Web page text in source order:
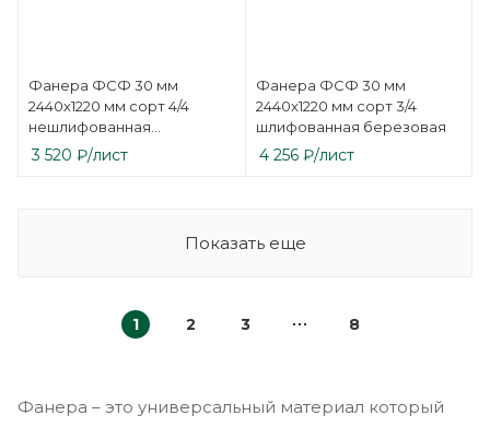
Фанера ФСФ 30 мм
2440х1220 мм сорт 4/4
нешлифованная
березовая
3 520 ₽/лист
Фанера ФСФ 30 мм
2440х1220 мм сорт 3/4
шлифованная березовая
4 256₽/лист
Показать еще
1 2 3 8
Фанера – это универсальный материал который